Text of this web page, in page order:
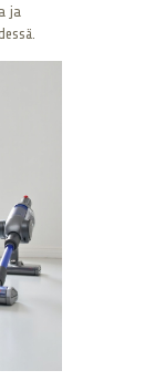
ja